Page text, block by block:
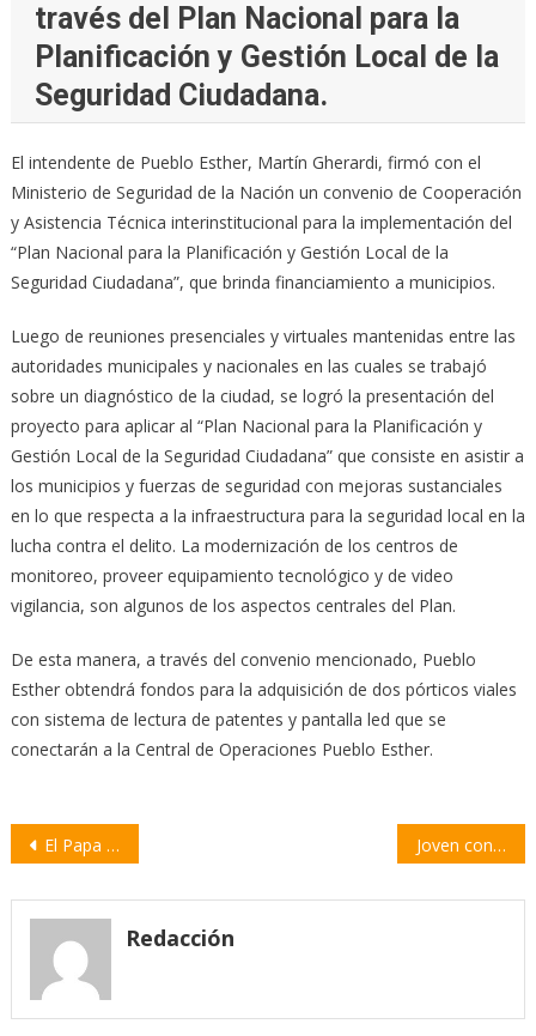
través del Plan Nacional para la
Planificación y Gestión Local de la
Seguridad Ciudadana.
El intendente de Pueblo Esther, Martín Gherardi, firmó con el
Ministerio de Seguridad de la Nación un convenio de Cooperación
y Asistencia Técnica interinstitucional para la implementación del
“Plan Nacional para la Planificación y Gestión Local de la
Seguridad Ciudadana”, que brinda financiamiento a municipios.
Luego de reuniones presenciales y virtuales mantenidas entre las
autoridades municipales y nacionales en las cuales se trabajó
sobre un diagnóstico de la ciudad, se logró la presentación del
proyecto para aplicar al “Plan Nacional para la Planificación y
Gestión Local de la Seguridad Ciudadana” que consiste en asistir a
los municipios y fuerzas de seguridad con mejoras sustanciales
en lo que respecta a la infraestructura para la seguridad local en la
lucha contra el delito. La modernización de los centros de
monitoreo, proveer equipamiento tecnológico y de video
vigilancia, son algunos de los aspectos centrales del Plan.
De esta manera, a través del convenio mencionado, Pueblo
Esther obtendrá fondos para la adquisición de dos pórticos viales
con sistema de lectura de patentes y pantalla led que se
conectarán a la Central de Operaciones Pueblo Esther.
Navegación
entradas
El Papa Francisco pide no «ensuciar» a la Iglesia con «polarizaciones» Joven con discapacidad fue abandonada por su novio en una terminal de ómnibus
Redacción